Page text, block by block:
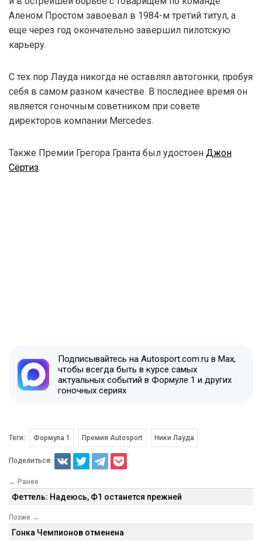
Аленом Простом завоевал в 1984-м третий титул, а
еще через год окончательно завершил пилотскую
карьеру.
С тех пор Лауда никогда не оставлял автогонки, пробуя
себя в самом разном качестве. В последнее время он
является гоночным советником при совете
директоров компании Mercedes.
Также Премии Грегора Гранта был удостоен Джон
Сёртиз.
Подписывайтесь на Autosport.com.ru в Max,
чтобы всегда быть в курсе самых
актуальных событий в Формуле 1 и других
гоночных сериях
Теги: Формула 1 Премия Autosport Ники Лауда
Поделиться:
← Ранее
Феттель: Надеюсь, Ф1 останется прежней
Позже →
Гонка Чемпионов отменена